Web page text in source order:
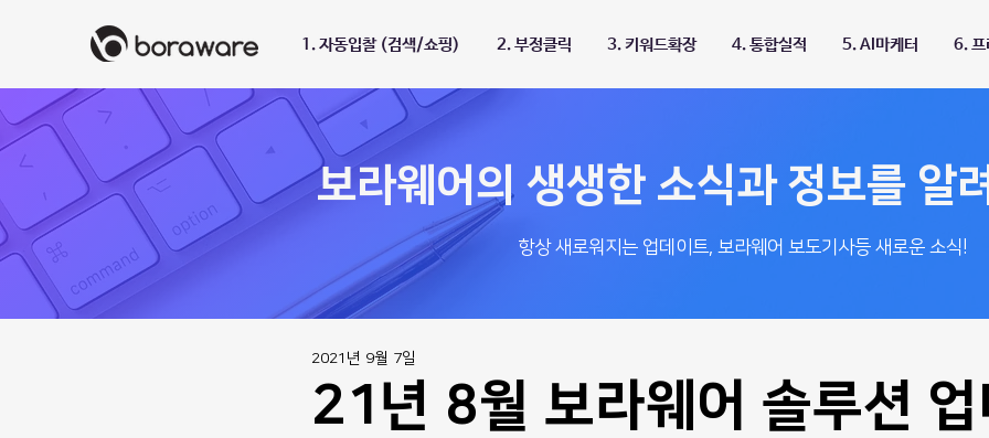
1. 자동입찰 (검색/쇼핑) 2. 부정클릭 3. 키워드확장 4. 통합실적 5. AI마케터 6. 프
보라웨어의 생생한 소식과 정보를 알
항상 새로워지는 업데이트, 보라웨어 보도기사등 새로운 소식!
21년 8월 보라웨어 솔루션 업
2021년 9월 7일